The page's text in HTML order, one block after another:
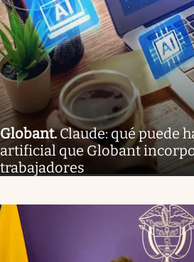
Globant.Claude: qué puede
artificial que Globant
trabajadores